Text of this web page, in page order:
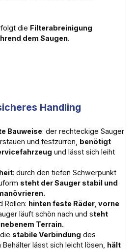
die Filterabreinigung
dem Saugen.
Handling
Bauweise: der rechteckige Sauger
und festzurren, benötigt
und lässt sich leiht
: durch den tiefen Schwerpunkt
steht der Sauger stabil und
Rollen: hinten feste Räder, vorne
läuft schön nach und steht
Terrain.
stabile Verbindung des
Behälter lässt sich leicht lösen, hält